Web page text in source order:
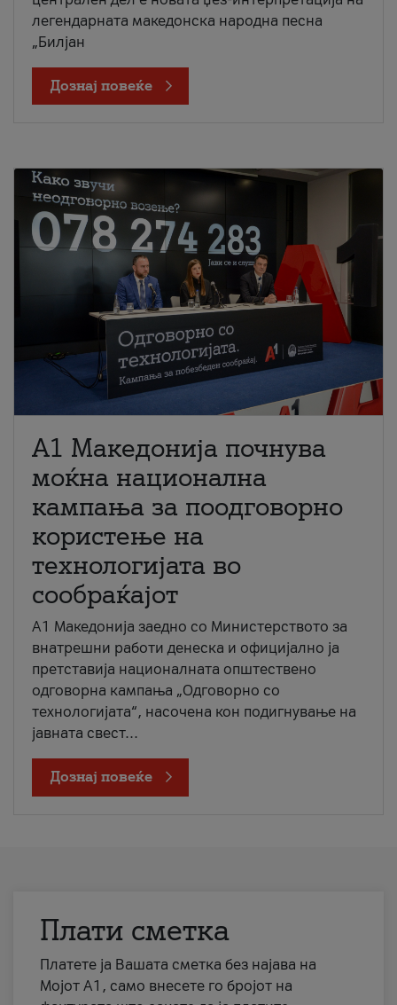
легендарната македонска народна песна
„Билјан
Дознај повеќе
A1 Македонија почнува
моќна национална
кампања за поодговорно
користење на
технологијата во
сообраќајот
A1 Македонија заедно со Министерството за
внатрешни работи денеска и официјално ја
претставија националната општествено
одговорна кампања „Одговорно со
технологијата“, насочена кон подигнување на
јавната свест...
Дознај повеќе
Плати сметка
Платете ја Вашата сметка без најава на
Мојот А1, само внесете го бројот на